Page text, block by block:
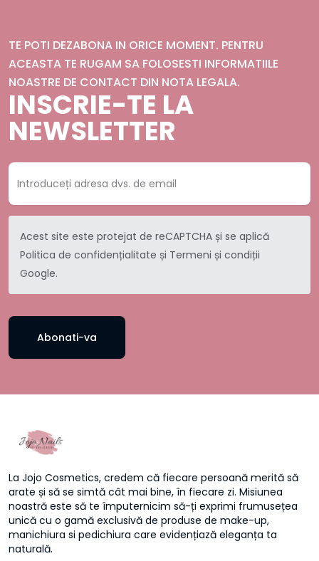
TE POTI DEZABONA IN ORICE MOMENT. PENTRU
ACEASTA TE RUGAM SA FOLOSESTI INFORMATIILE
NOASTRE DE CONTACT DIN NOTA LEGALA.
INSCRIE-TE LA
NEWSLETTER
Acest site este protejat de reCAPTCHA și se aplică
Politica de confidențialitate și Termeni și condiții
Google.
Abonati-va
La Jojo Cosmetics, credem că fiecare persoană merită să
arate și să se simtă cât mai bine, în fiecare zi. Misiunea
noastră este să te împuternicim să-ți exprimi frumusețea
unică cu o gamă exclusivă de produse de make-up,
manichiura si pedichiura care evidențiază eleganța ta
naturală.